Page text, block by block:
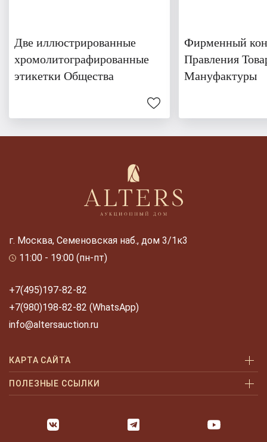
Две иллюстрированные
хромолитографированные
этикетки Общества
Фирменный
Правления
Мануфактуры
г. Москва, Семеновская наб., дом 3/1к3
11:00 - 19:00 (пн-пт)
+7(495)197-82-82
+7(980)198-82-82 (WhatsApp)
info@altersauction.ru
КАРТА САЙТА
Аукционы
Как продать
ПОЛЕЗНЫЕ ССЫЛКИ
Оплата и доставка